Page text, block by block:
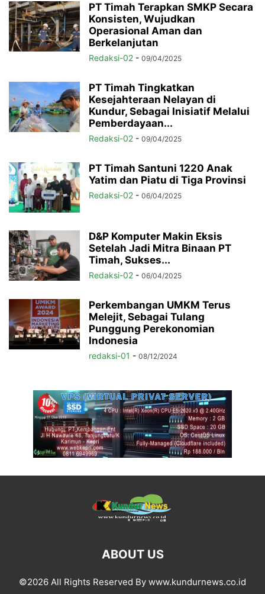
PT Timah Terapkan SMKP Secara
Konsisten, Wujudkan
Operasional Aman dan
Berkelanjutan
Redaksi-02 - 09/04/2025
PT Timah Tingkatkan
Kesejahteraan Nelayan di
Kundur, Sebagai Inisiatif Melalui
Pemberdayaan...
Redaksi-02 - 09/04/2025
PT Timah Santuni 1220 Anak
Yatim dan Piatu di Tiga Provinsi
Redaksi-02 - 06/04/2025
D&P Komputer Makin Eksis
Setelah Jadi Mitra Binaan PT
Timah, Sukses...
Redaksi-02 - 06/04/2025
Perkembangan UMKM Terus
Melejit, Sebagai Tulang
Punggung Perekonomian
Indonesia
redaksi-01 - 08/12/2024
ABOUT US
©2026 All Rights Reserved By www.kundurnews.co.id